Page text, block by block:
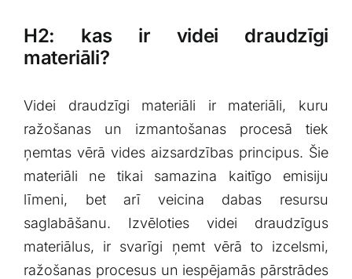
H2:‌ kas ir videi draudzīgi
materiāli?
Videi ​draudzīgi materiāli ir materiāli, kuru
ražošanas un izmantošanas ⁢procesā ⁤tiek
‌ņemtas ⁤vērā vides aizsardzības principus. Šie
materiāli ne tikai samazina kaitīgo emisiju
⁢līmeni, bet⁤ arī veicina dabas ​resursu⁢
saglabāšanu. Izvēloties​ videi draudzīgus
materiālus,⁤ ir svarīgi ņemt vērā to⁢ izcelsmi,
ražošanas procesus un‌ iespējamās ⁤pārstrādes